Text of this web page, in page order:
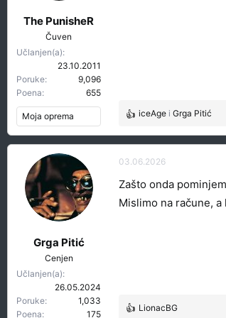
The PunisheR
Čuven
Učlanjen(a)
23.10.2011
Poruke
9,096
Poena
655
Moja oprema
R
e
a
g
v
a
iceAge i Grga Pitić
Grga Pitić
Cenjen
Učlanjen(a)
26.05.2024
Poruke
1,033
Poena
175
03.06.2026
Zašto onda
Mislimo na račune,
R
LionacBG